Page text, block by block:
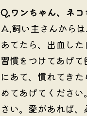
Q.ワンちゃん、ネ
A.飼い主さんから
あてたら、出血し
習慣をつけてあげ
にあて、慣れてき
めてあげてくださ
さい。愛があれば